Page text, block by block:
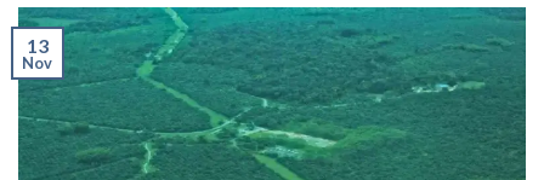
13
Nov